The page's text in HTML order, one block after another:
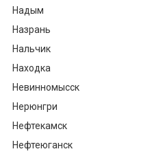
Надым
Назрань
Нальчик
Находка
Невинномысск
Нерюнгри
Нефтекамск
Нефтеюганск